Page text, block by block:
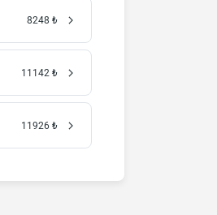
8248 ₺
11142 ₺
11926 ₺